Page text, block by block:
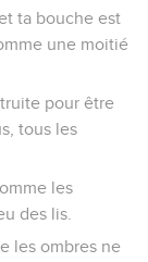
ta bouche est
une moitié
pour être
tous les
les
des lis.
les ombres ne